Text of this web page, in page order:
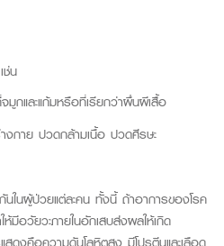
ช่น
กและแก้มหรือที่เรียกว่าผื่นผีเสื้อ
กาย ปวดกล้ามเนื้อ ปวดศีรษะ
ในผู้ป่วยแต่ละคน ทั้งนี้ ถ้าอาการของโรค
มีอวัยวะภายในอักเสบส่งผลให้เกิด